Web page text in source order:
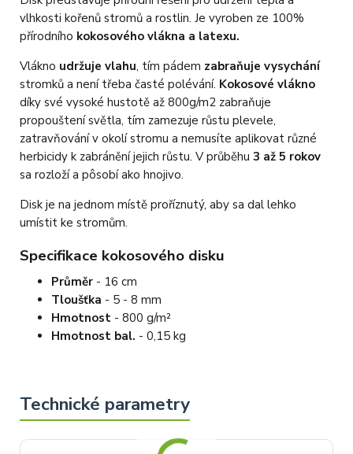
přesvědčit Vás o kvalitě našich
služeb. Tým OZY.market
vlhkosti kořenů stromů a rostlin. Je vyroben ze 100%
přírodního kokosového vlákna a latexu.
Vlákno udržuje vlahu, tím pádem zabraňuje vysychání
stromků a není třeba časté polévání. Kokosové vlákno
díky své vysoké hustotě až 800g/m2 zabraňuje
propouštení světla, tím zamezuje růstu plevele,
zatravňování v okolí stromu a nemusíte aplikovat různé
herbicidy k zabránění jejich růstu. V průběhu 3 až 5 rokov
sa rozloží a pôsobí ako hnojivo.
Disk je na jednom místě proříznutý, aby sa dal lehko
umístit ke stromům.
Specifikace kokosového disku
Průměr - 16 cm
Tloušťka - 5 - 8 mm
Hmotnost - 800 g/m²
Hmotnost bal. - 0,15 kg